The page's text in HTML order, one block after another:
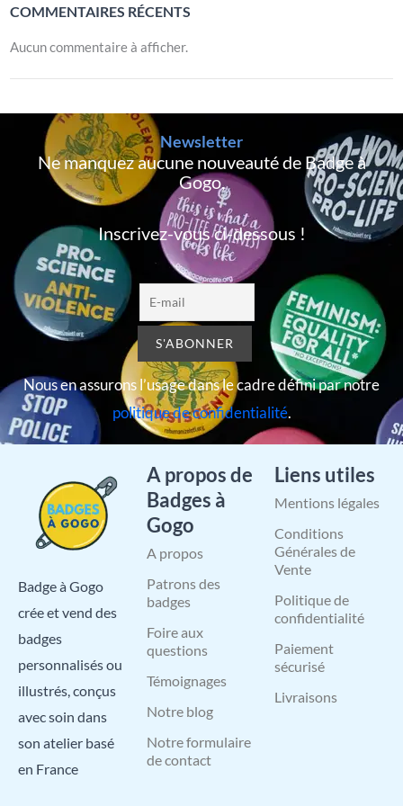
COMMENTAIRES RÉCENTS
Aucun commentaire à afficher.
Newsletter
Ne manquez aucune nouveauté de Badge à
Gogo,
Inscrivez-vous ci-dessous !
Nous en assurons l’usage dans le cadre défini par notre
politique de confidentialité.
Badge à Gogo
crée et vend des
badges
personnalisés ou
illustrés, conçus
avec soin dans
son atelier basé
en France
A propos de
Badges à
Gogo
A propos
Patrons des
badges
Foire aux
questions
Témoignages
Notre blog
Notre formulaire
de contact
Liens utiles
Mentions légales
Conditions
Générales de
Vente
Politique de
confidentialité
Paiement
sécurisé
Livraisons